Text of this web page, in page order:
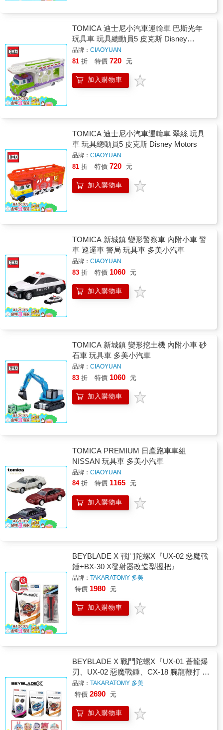
TOMICA 迪士尼小汽車運輸車 巴斯光年
玩具車 玩具總動員5 皮克斯 Disney
Motors
品牌： CIAOYUAN
81 折 特價 720 元
加入購物車
TOMICA 迪士尼小汽車運輸車 翠絲 玩具
車 玩具總動員5 皮克斯 Disney Motors
品牌： CIAOYUAN
81 折 特價 720 元
加入購物車
TOMICA 新城鎮 變形警察車 內附小車 警
車 巡邏車 警局 玩具車 多美小汽車
品牌： CIAOYUAN
83 折 特價 1060 元
加入購物車
TOMICA 新城鎮 變形挖土機 內附小車 砂
石車 玩具車 多美小汽車
品牌： CIAOYUAN
83 折 特價 1060 元
加入購物車
TOMICA PREMIUM 日產跑車車組
NISSAN 玩具車 多美小汽車
品牌： CIAOYUAN
84 折 特價 1165 元
加入購物車
BEYBLADE X 戰鬥陀螺X『UX-02 惡魔戰
錘+BX-30 X發射器改造型握把』
品牌： TAKARATOMY 多美
特價 1980 元
加入購物車
BEYBLADE X 戰鬥陀螺X『UX-01 蒼龍爆
刃、UX-02 惡魔戰錘、CX-18 腕龍鞭打 隨
機強化組』多款任選
品牌： TAKARATOMY 多美
特價 2690 元
加入購物車